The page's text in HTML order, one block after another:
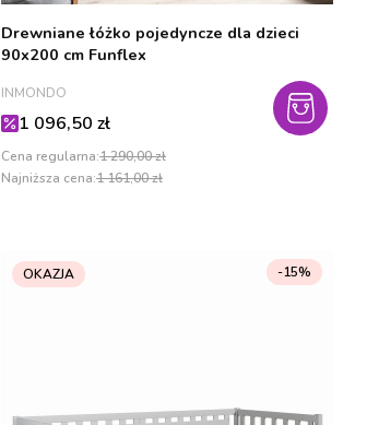
Drewniane łóżko pojedyncze dla dzieci
90x200 cm Funflex
PRODUCENT
INMONDO
Cena promocyjna
1 096,50 zł
Cena regularna:1 290,00 zł
Najniższa cena:1 161,00 zł
OKAZJA -15%